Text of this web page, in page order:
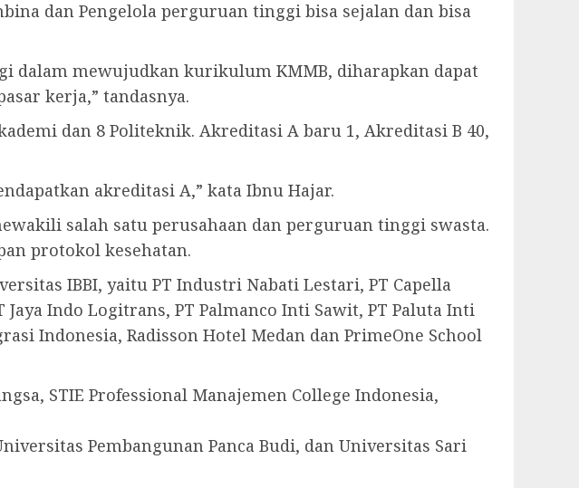
dan Pengelola perguruan tinggi bisa sejalan dan bisa
dalam mewujudkan kurikulum KMMB, diharapkan dapat
kerja,” tandasnya.
dan 8 Politeknik. Akreditasi A baru 1, Akreditasi B 40,
akreditasi A,” kata Ibnu Hajar.
salah satu perusahaan dan perguruan tinggi swasta.
protokol kesehatan.
IBBI, yaitu PT Industri Nabati Lestari, PT Capella
Indo Logitrans, PT Palmanco Inti Sawit, PT Paluta Inti
Indonesia, Radisson Hotel Medan dan PrimeOne School
STIE Professional Manajemen College Indonesia,
Pembangunan Panca Budi, dan Universitas Sari